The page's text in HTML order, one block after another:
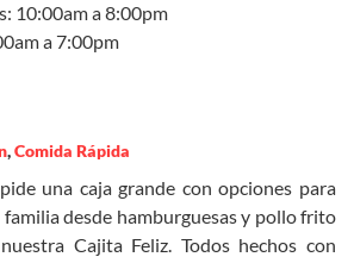
10:00am a 8:00pm
a 7:00pm
,Comida Rápida
una caja grande con opciones para
desde hamburguesas y pollo frito
Cajita Feliz. Todos hechos con